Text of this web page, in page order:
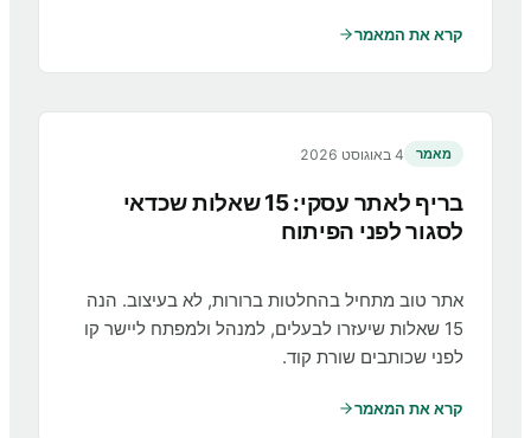
קרא את המאמר
מאמר 4 באוגוסט 2026
בריף לאתר עסקי: 15 שאלות שכדאי
לסגור לפני הפיתוח
אתר טוב מתחיל בהחלטות ברורות, לא בעיצוב. הנה
15 שאלות שיעזרו לבעלים, למנהל ולמפתח ליישר קו
לפני שכותבים שורת קוד.
קרא את המאמר